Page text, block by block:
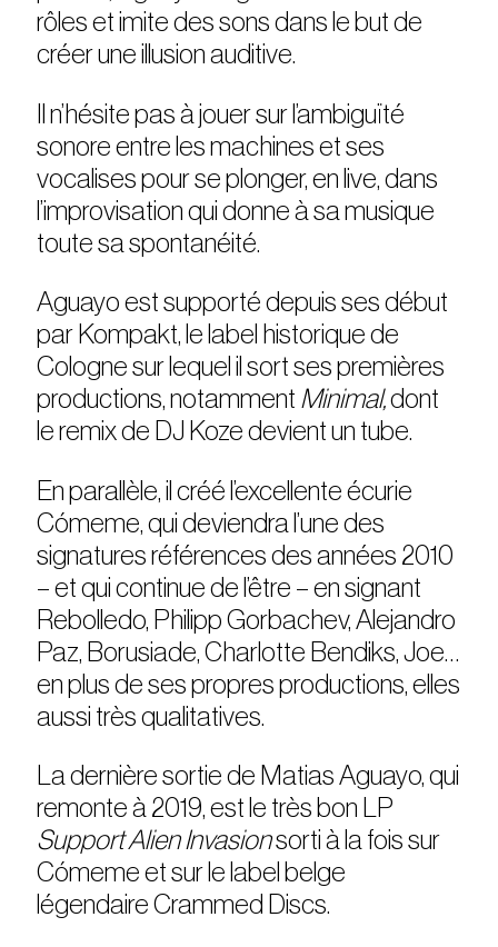
rôles et imite des sons dans le but de
créer une illusion auditive.
Il n’hésite pas à jouer sur l’ambiguïté
sonore entre les machines et ses
vocalises pour se plonger, en live, dans
l’improvisation qui donne à sa musique
toute sa spontanéité.
Aguayo est supporté depuis ses début
par Kompakt, le label historique de
Cologne sur lequel il sort ses premières
productions, notamment Minimal,dont
le remix de DJ Koze devient un tube.
En parallèle, il créé l’excellente écurie
Cómeme, qui deviendra l’une des
signatures références des années 2010
– et qui continue de l’être – en signant
Rebolledo, Philipp Gorbachev, Alejandro
Paz, Borusiade, Charlotte Bendiks, Joe…
en plus de ses propres productions, elles
aussi très qualitatives.
La dernière sortie de Matias Aguayo, qui
remonte à 2019, est le très bon LP
Support Alien Invasionsorti à la fois sur
Cómeme et sur le label belge
légendaire Crammed Discs.